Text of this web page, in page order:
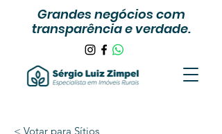
Grandes negócios com
transparência e verdade.
< Votar para Sítios